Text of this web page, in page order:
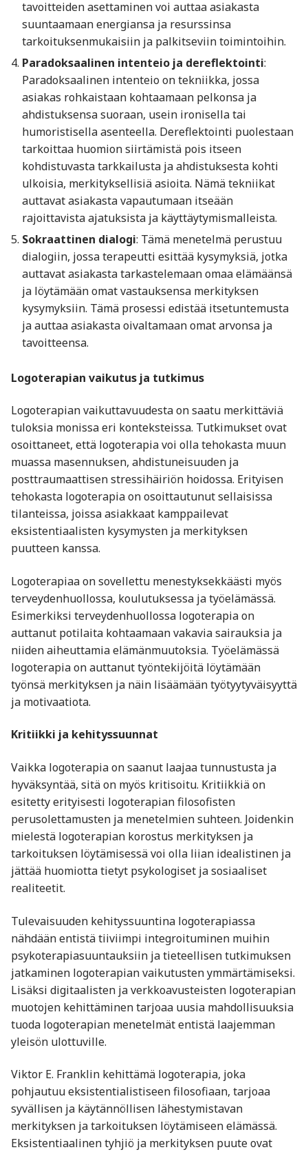
tavoitteiden asettaminen voi auttaa asiakasta
suuntaamaan energiansa ja resurssinsa
tarkoituksenmukaisiin ja palkitseviin toimintoihin.
Paradoksaalinen intenteio ja dereflektointi:
Paradoksaalinen intenteio on tekniikka, jossa
asiakas rohkaistaan kohtaamaan pelkonsa ja
ahdistuksensa suoraan, usein ironisella tai
humoristisella asenteella. Dereflektointi puolestaan
tarkoittaa huomion siirtämistä pois itseen
kohdistuvasta tarkkailusta ja ahdistuksesta kohti
ulkoisia, merkityksellisiä asioita. Nämä tekniikat
auttavat asiakasta vapautumaan itseään
rajoittavista ajatuksista ja käyttäytymismalleista.
Sokraattinen dialogi: Tämä menetelmä perustuu
dialogiin, jossa terapeutti esittää kysymyksiä, jotka
auttavat asiakasta tarkastelemaan omaa elämäänsä
ja löytämään omat vastauksensa merkityksen
kysymyksiin. Tämä prosessi edistää itsetuntemusta
ja auttaa asiakasta oivaltamaan omat arvonsa ja
tavoitteensa.
Logoterapian vaikutus ja tutkimus
Logoterapian vaikuttavuudesta on saatu merkittäviä
tuloksia monissa eri konteksteissa. Tutkimukset ovat
osoittaneet, että logoterapia voi olla tehokasta muun
muassa masennuksen, ahdistuneisuuden ja
posttraumaattisen stressihäiriön hoidossa. Erityisen
tehokasta logoterapia on osoittautunut sellaisissa
tilanteissa, joissa asiakkaat kamppailevat
eksistentiaalisten kysymysten ja merkityksen
puutteen kanssa.
Logoterapiaa on sovellettu menestyksekkäästi myös
terveydenhuollossa, koulutuksessa ja työelämässä.
Esimerkiksi terveydenhuollossa logoterapia on
auttanut potilaita kohtaamaan vakavia sairauksia ja
niiden aiheuttamia elämänmuutoksia. Työelämässä
logoterapia on auttanut työntekijöitä löytämään
työnsä merkityksen ja näin lisäämään työtyytyväisyyttä
ja motivaatiota.
Kritiikki ja kehityssuunnat
Vaikka logoterapia on saanut laajaa tunnustusta ja
hyväksyntää, sitä on myös kritisoitu. Kritiikkiä on
esitetty erityisesti logoterapian filosofisten
perusolettamusten ja menetelmien suhteen. Joidenkin
mielestä logoterapian korostus merkityksen ja
tarkoituksen löytämisessä voi olla liian idealistinen ja
jättää huomiotta tietyt psykologiset ja sosiaaliset
realiteetit.
Tulevaisuuden kehityssuuntina logoterapiassa
nähdään entistä tiiviimpi integroituminen muihin
psykoterapiasuuntauksiin ja tieteellisen tutkimuksen
jatkaminen logoterapian vaikutusten ymmärtämiseksi.
Lisäksi digitaalisten ja verkkoavusteisten logoterapian
muotojen kehittäminen tarjoaa uusia mahdollisuuksia
tuoda logoterapian menetelmät entistä laajemman
yleisön ulottuville.
Viktor E. Franklin kehittämä logoterapia, joka
pohjautuu eksistentialistiseen filosofiaan, tarjoaa
syvällisen ja käytännöllisen lähestymistavan
merkityksen ja tarkoituksen löytämiseen elämässä.
Eksistentiaalinen tyhjiö ja merkityksen puute ovat